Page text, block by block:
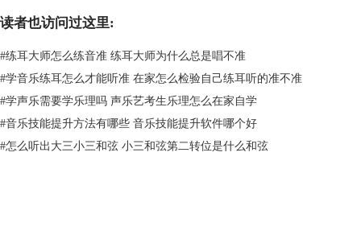
读者也访问过这里:
#练耳大师怎么练音准 练耳大师为什么总是唱不准
#学音乐练耳怎么才能听准 在家怎么检验自己练耳听的准不准
#学声乐需要学乐理吗 声乐艺考生乐理怎么在家自学
#音乐技能提升方法有哪些 音乐技能提升软件哪个好
#怎么听出大三小三和弦 小三和弦第二转位是什么和弦